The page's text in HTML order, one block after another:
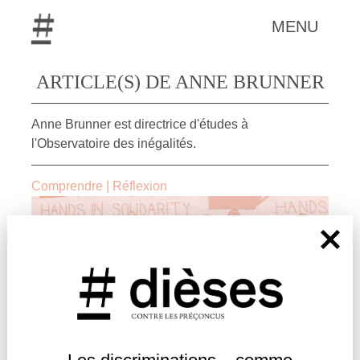
MENU
ARTICLE(S) DE ANNE BRUNNER
Anne Brunner est directrice d'études à
l'Observatoire des inégalités.
Comprendre Réflexion